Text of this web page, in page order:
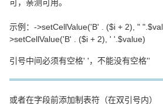
可，亲测可用。
示例：->setCellValue('B' . ($i + 2), "
>setCellValue('B' . ($i + 2), ' '.$value)
引号中间必须有空格' '，不能没有空格''
或者在字段前添加制表符（在双引号内）